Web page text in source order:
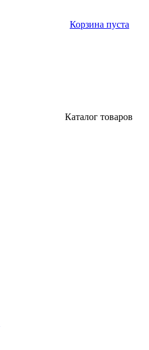
Корзина пуста
Каталог товаров